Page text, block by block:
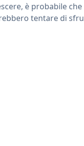
è probabile
tentare di